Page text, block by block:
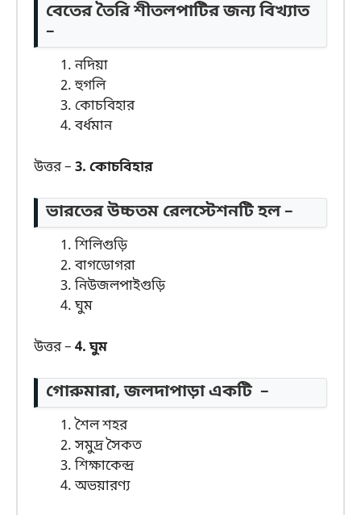
বেতের তৈরি শীতলপাটির জন্য বিখ্যাত
–
নদিয়া
হুগলি
কোচবিহার
বর্ধমান
উত্তর – 3. কোচবিহার
ভারতের উচ্চতম রেলস্টেশনটি হল –
শিলিগুড়ি
বাগডোগরা
নিউজলপাইগুড়ি
ঘুম
উত্তর – 4. ঘুম
গোরুমারা, জলদাপাড়া একটি –
শৈল শহর
সমুদ্র সৈকত
শিক্ষাকেন্দ্র
অভয়ারণ্য